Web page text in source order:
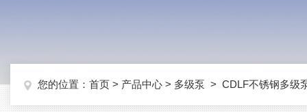
您的位置： 首页 > 产品中心 > 多级泵 > CDLF不锈钢多级